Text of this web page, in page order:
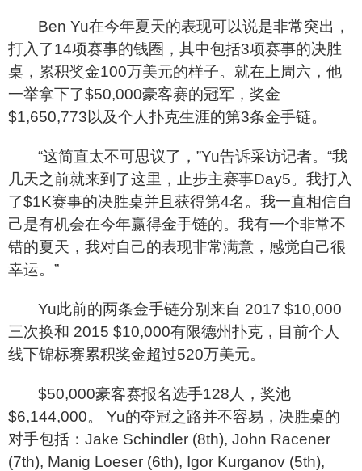
Ben Yu在今年夏天的表现可以说是非常突出，
打入了14项赛事的钱圈，其中包括3项赛事的决胜
桌，累积奖金100万美元的样子。就在上周六，他
一举拿下了$50,000豪客赛的冠军，奖金
$1,650,773以及个人扑克生涯的第3条金手链。
“这简直太不可思议了，”Yu告诉采访记者。“我
几天之前就来到了这里，止步主赛事Day5。我打入
了$1K赛事的决胜桌并且获得第4名。我一直相信自
己是有机会在今年赢得金手链的。我有一个非常不
错的夏天，我对自己的表现非常满意，感觉自己很
幸运。”
Yu此前的两条金手链分别来自 2017 $10,000
三次换和 2015 $10,000有限德州扑克，目前个人
线下锦标赛累积奖金超过520万美元。
$50,000豪客赛报名选手128人，奖池
$6,144,000。 Yu的夺冠之路并不容易，决胜桌的
对手包括：Jake Schindler (8th), John Racener
(7th), Manig Loeser (6th), Igor Kurganov (5th),